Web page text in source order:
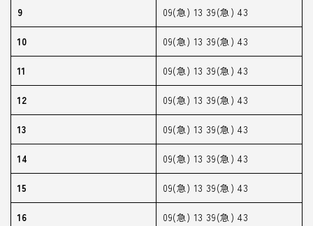
9 09(急) 13 39(急) 43
10 09(急) 13 39(急) 43
11 09(急) 13 39(急) 43
12 09(急) 13 39(急) 43
13 09(急) 13 39(急) 43
14 09(急) 13 39(急) 43
15 09(急) 13 39(急) 43
16 09(急) 13 39(急) 43